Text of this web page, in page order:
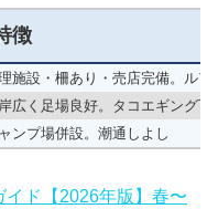
徴
施設・柵あり・売店完備。ル
広く足場良好。タコエギング可
ンプ場併設。潮通しよし
ド【2026年版】春〜